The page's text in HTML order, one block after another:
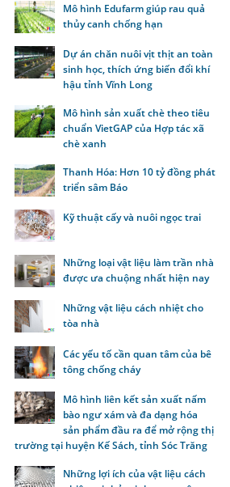
Mô hình Edufarm giúp rau quả
thủy canh chống hạn
Dự án chăn nuôi vịt thịt an toàn
sinh học, thích ứng biến đổi khí
hậu tỉnh Vĩnh Long
Mô hình sản xuất chè theo tiêu
chuẩn VietGAP của Hợp tác xã
chè xanh
Thanh Hóa: Hơn 10 tỷ đồng phát
triển sâm Báo
Kỹ thuật cấy và nuôi ngọc trai
Những loại vật liệu làm trần nhà
được ưa chuộng nhất hiện nay
Những vật liệu cách nhiệt cho
tòa nhà
Các yếu tố cần quan tâm của bê
tông chống cháy
Mô hình liên kết sản xuất nấm
bào ngư xám và đa dạng hóa
sản phẩm đầu ra để mở rộng thị
trường tại huyện Kế Sách, tỉnh Sóc Trăng
Những lợi ích của vật liệu cách